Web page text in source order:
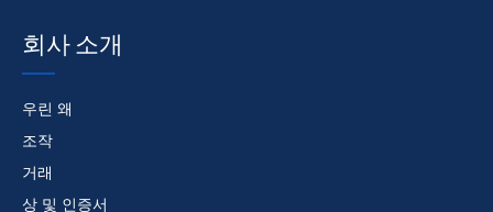
회사 소개
우린 왜
조작
거래
상 및 인증서